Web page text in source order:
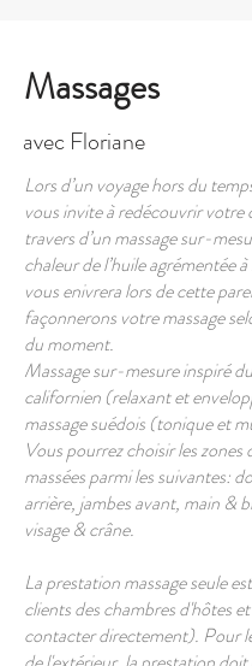
Massages
avec Floriane
Lors d’un voyage hors du
vous invite à redécouvrir votre
travers d’un massage sur-
chaleur de l’huile agrémentée
vous enivrera lors de cette
façonnerons votre massage
du moment.
​Massage sur-mesure inspiré
californien (relaxant et
massage suédois (tonique et
Vous pourrez choisir les zones
massées parmi les suivantes:
arrière, jambes avant, main &
visage & crâne.
La prestation massage seule
clients des chambres d'hôtes
contacter directement). Pour